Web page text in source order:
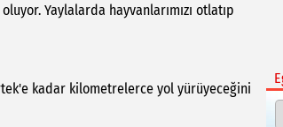
Yaylalarda hayvanlarımızı otlatıp
kadar kilometrelerce yol yürüyeceğini